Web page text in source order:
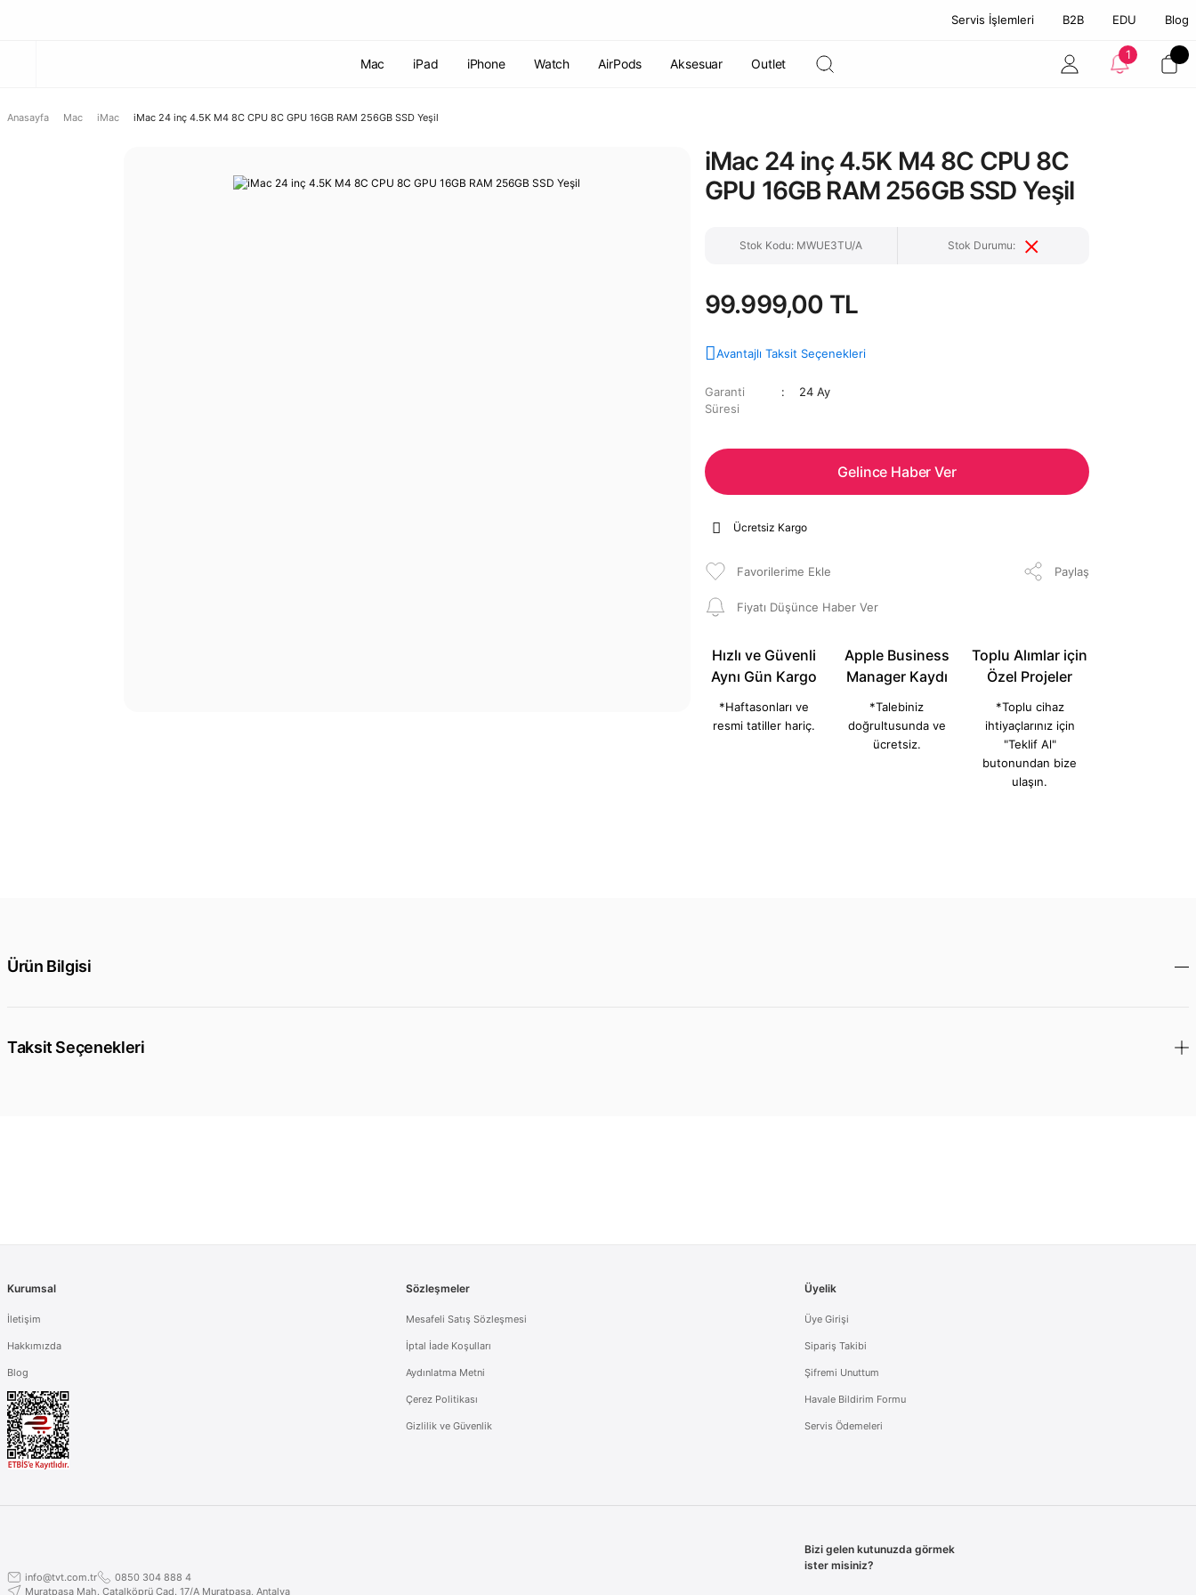
Servis İşlemleri B2B EDU Blog
Mac iPad iPhone Watch AirPods Aksesuar Outlet
1
Anasayfa Mac iMac iMac 24 inç 4.5K M4 8C CPU 8C GPU 16GB RAM 256GB SSD Yeşil
iMac 24 inç 4.5K M4 8C CPU 8C
GPU 16GB RAM 256GB SSD Yeşil
Stok Kodu: MWUE3TU/A Stok Durumu:
99.999,00 TL
Avantajlı Taksit Seçenekleri
Garanti
Süresi
24 Ay
Gelince Haber Ver
Ücretsiz Kargo
Paylaş
Fiyatı Düşünce Haber Ver
Hızlı ve Güvenli
Aynı Gün Kargo
*Haftasonları ve
resmi tatiller hariç.
Apple Business
Manager Kaydı
*Talebiniz
doğrultusunda ve
ücretsiz.
Toplu Alımlar için
Özel Projeler
*Toplu cihaz
ihtiyaçlarınız için
"Teklif Al"
butonundan bize
ulaşın.
Ürün Bilgisi
Taksit Seçenekleri
Kurumsal
İletişim
Hakkımızda
Blog
Sözleşmeler
Mesafeli Satış Sözleşmesi
İptal İade Koşulları
Aydınlatma Metni
Çerez Politikası
Gizlilik ve Güvenlik
Üyelik
Üye Girişi
Sipariş Takibi
Şifremi Unuttum
Havale Bildirim Formu
Servis Ödemeleri
info@tvt.com.tr
0850 304 888 4
Muratpaşa Mah. Çatalköprü Cad. 17/A Muratpaşa, Antalya
Bizi gelen kutunuzda görmek
ister misiniz?